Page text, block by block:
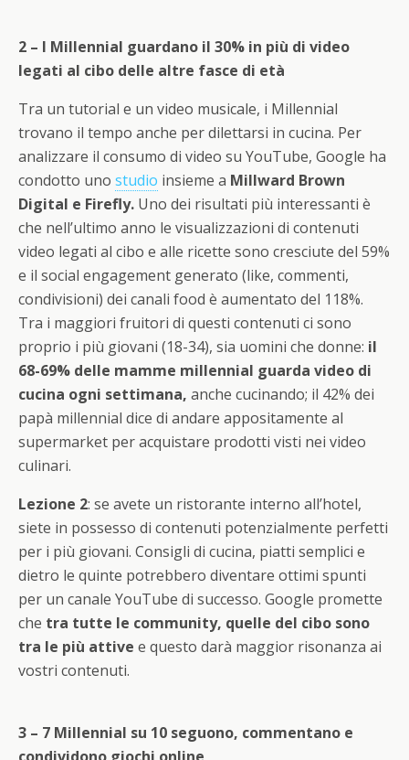
2 – I Millennial guardano il 30% in più di video
legati al cibo delle altre fasce di età
Tra un tutorial e un video musicale, i Millennial
trovano il tempo anche per dilettarsi in cucina. Per
analizzare il consumo di video su YouTube, Google ha
condotto uno studio insieme a Millward Brown
Digital e Firefly. Uno dei risultati più interessanti è
che nell’ultimo anno le visualizzazioni di contenuti
video legati al cibo e alle ricette sono cresciute del 59%
e il social engagement generato (like, commenti,
condivisioni) dei canali food è aumentato del 118%.
Tra i maggiori fruitori di questi contenuti ci sono
proprio i più giovani (18-34), sia uomini che donne: il
68-69% delle mamme millennial guarda video di
cucina ogni settimana, anche cucinando; il 42% dei
papà millennial dice di andare appositamente al
supermarket per acquistare prodotti visti nei video
culinari.
Lezione 2: se avete un ristorante interno all’hotel,
siete in possesso di contenuti potenzialmente perfetti
per i più giovani. Consigli di cucina, piatti semplici e
dietro le quinte potrebbero diventare ottimi spunti
per un canale YouTube di successo. Google promette
che tra tutte le community, quelle del cibo sono
tra le più attive e questo darà maggior risonanza ai
vostri contenuti.
3 – 7 Millennial su 10 seguono, commentano e